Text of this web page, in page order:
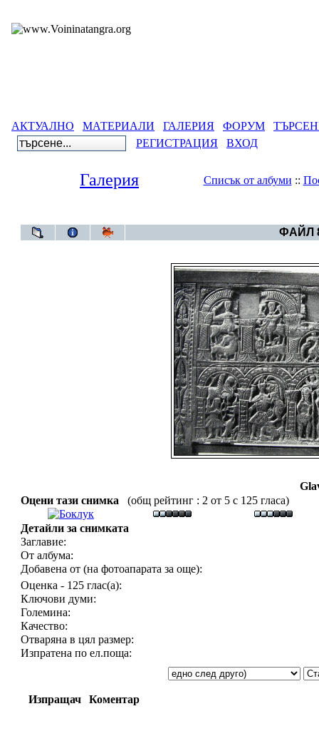
АКТУАЛНО МАТЕРИАЛИ ГАЛЕРИЯ ФОРУМ
РЕГИСТРАЦИЯ
ВХОД
Галерия Списък от албуми ::
ФАЙЛ
Оцени тази снимка
(общ рейтинг : 2 от 5 с 125 гласа)
Детайли за снимката
Заглавие:
От албума:
Добавена от (на фотоапарата за още):
Оценка - 125 глас(а):
Ключови думи:
Големина:
Качество:
Отваряна в цял размер:
Изпратена по ел.поща:
Изпращач Коментар